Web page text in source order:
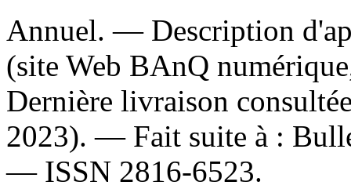
Annuel. — Description
(site Web BAnQ
Dernière livraison
2023). — Fait suite à :
— ISSN 2816-6523.